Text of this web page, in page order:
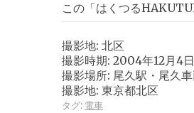
この「はくつる
撮影地: 北区
撮影時期: 2004年12月4
撮影場所: 尾久駅・尾久
撮影地: 東京都北区
タグ: 電車